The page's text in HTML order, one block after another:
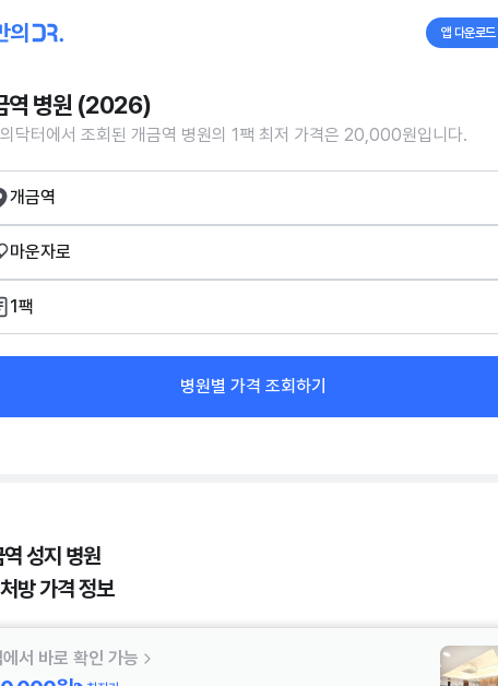
앱 다운로드
역 병원 (2026)
닥터에서 조회된 개금역 병원의 1팩 최저 가격은 20,000원입니다.
개금역
마운자로
1팩
병원별 가격 조회하기
성지 병원
방 가격 정보
서 바로 확인 가능